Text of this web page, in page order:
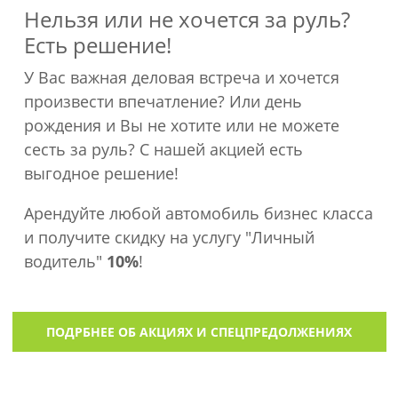
Нельзя или не хочется за руль?
Есть решение!
У Вас важная деловая встреча и хочется
произвести впечатление? Или день
рождения и Вы не хотите или не можете
сесть за руль? С нашей акцией есть
выгодное решение!
Арендуйте любой автомобиль бизнес класса
и получите скидку на услугу "Личный
водитель" 10%!
ПОДРБНЕЕ ОБ АКЦИЯХ И СПЕЦПРЕДОЛЖЕНИЯХ